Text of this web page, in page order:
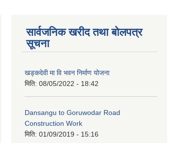
सार्वजनिक खरीद तथा बोलपत्र
सूचना
खड्कदेवी मा वि भवन निर्माण योजना
मिति: 08/05/2022 - 18:42
Dansangu to Goruwodar Road
Construction Work
मिति: 01/09/2019 - 15:16